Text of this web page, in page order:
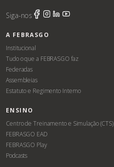
Siga-nos
A FEBRASGO
Institucional
Tudo o que a FEBRASGO faz
Federadas
Assembleias
Estatuto e Regimento Interno
ENSINO
Centro de Treinamento e Simulação (CTS)
FEBRASGO EAD
FEBRASGO Play
Podcasts